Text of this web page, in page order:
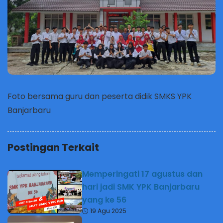
Foto bersama guru dan peserta didik SMKS YPK
Banjarbaru
Postingan Terkait
Memperingati 17 agustus dan
hari jadi SMK YPK Banjarbaru
yang ke 56
19 Agu 2025